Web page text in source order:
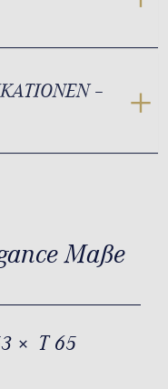
–
Maße
× T 65